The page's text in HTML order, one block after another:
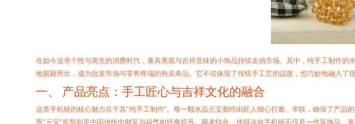
在如今追求个性与寓意的消费时代，兼具美观与吉祥意味的小饰品持续走俏市场。其中，纯手工制作
地脱颖而出，成为批发市场与零售终端的热卖单品。它不仅体现了传统手工艺的温度，也巧妙地融入了
一、 产品亮点：手工匠心与吉祥文化的融合
这类手机链的核心魅力在于其“纯手工制作”。每一颗水晶元宝都经由匠人细心打磨、串联，确保了产品
而“元宝”造型则是中国传统中财富与福气的经典符号。两者结合，使得这款手机链不仅是一件装饰品